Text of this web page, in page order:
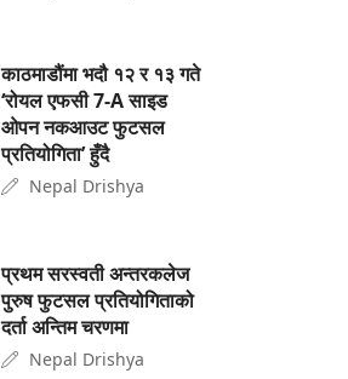
काठमाडौंमा भदौ १२ र १३ गते
‘रोयल एफसी 7-A साइड
ओपन नकआउट फुटसल
प्रतियोगिता’ हुँदै
Nepal Drishya
प्रथम सरस्वती अन्तरकलेज
पुरुष फुटसल प्रतियोगिताको
दर्ता अन्तिम चरणमा
Nepal Drishya